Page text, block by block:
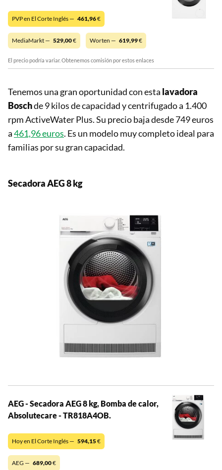
PVP en El Corte Inglés — 461,96€
MediaMarkt — 529,00€ Worten — 619,99€
El precio podría variar. Obtenemos comisión por estos enlaces
Tenemos una gran oportunidad con esta lavadora
Boschde 9 kilos de capacidad y centrifugado a 1.400
rpm ActiveWater Plus. Su precio baja desde 749 euros
a461,96 euros. Es un modelo muy completo ideal para
familias por su gran capacidad.
Secadora AEG 8 kg
AEG - Secadora AEG 8 kg, Bomba de calor,
Absolutecare - TR818A4OB.
Hoy en El Corte Inglés — 594,15€
AEG — 689,00€